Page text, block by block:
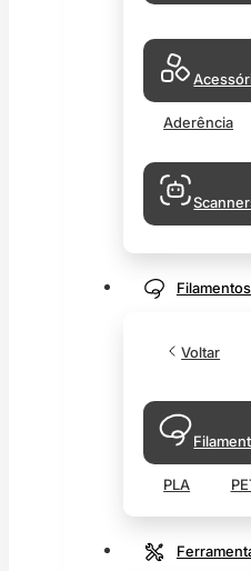
Aderência
Voltar
PLA